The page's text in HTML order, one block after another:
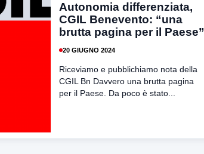
Autonomia differenziata,
CGIL Benevento: “una
brutta pagina per il Paese”
20 GIUGNO 2024
Riceviamo e pubblichiamo nota della
CGIL Bn Davvero una brutta pagina
per il Paese. Da poco è stato...